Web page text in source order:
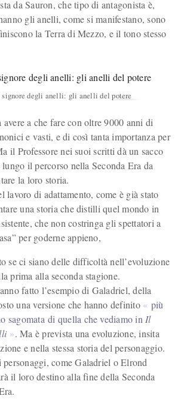
da Sauron, che tipo di antagonista è,
gli anelli, come si manifestano, sono
la Terra di Mezzo, e il tono stesso
degli anelli: gli anelli del potere
a che fare con oltre 9000 anni di
e vasti, e di così tanta importanza per
il Professore nei suoi scritti dà un sacco
il percorso nella Seconda Era da
la loro storia.
lavoro di adattamento, come è già stato
una storia che distilli quel mondo in
che non costringa gli spettatori a
per goderne appieno,
se ci siano delle difficoltà nell’evoluzione
prima alla seconda stagione.
fatto l’esempio di Galadriel, della
una versione che hanno definito
più
sagomata di quella che vediamo in Il
. Ma è prevista una evoluzione, insita
e nella stessa storia del personaggio.
come Galadriel o Elrond
il loro destino alla fine della Seconda